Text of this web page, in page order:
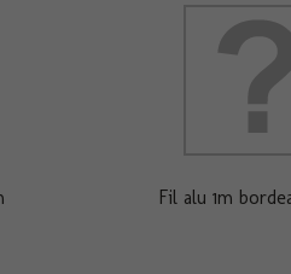
Fil alu 1m